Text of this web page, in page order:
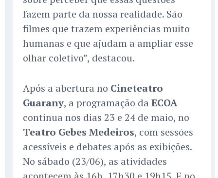
fazem parte da nossa realidade. São
filmes que trazem experiências muito
humanas e que ajudam a ampliar esse
olhar coletivo”, destacou.
Após a abertura no Cineteatro
Guarany, a programação da ECOA
continua nos dias 23 e 24 de maio, no
Teatro Gebes Medeiros, com sessões
acessíveis e debates após as exibições.
No sábado (23/06), as atividades